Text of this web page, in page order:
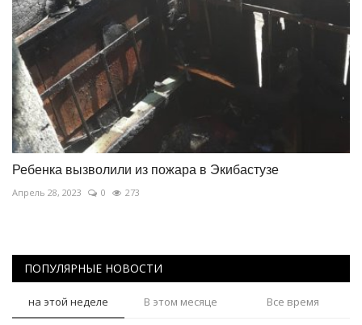
Ребенка вызволили из пожара в Экибастузе
Апрель 28, 2023 0 273
ПОПУЛЯРНЫЕ НОВОСТИ
на этой неделе В этом месяце Все время